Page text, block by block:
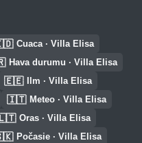
Cuaca · Villa Elisa
Hava durumu · Villa Elisa
🇪🇪 Ilm · Villa Elisa
🇮🇹 Meteo · Villa Elisa
Oras · Villa Elisa
Počasie · Villa Elisa